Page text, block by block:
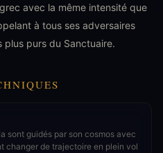
avec la même intensité que
à tous ses adversaires
purs du Sanctuaire.
sont guidés par son cosmos avec
changer de trajectoire en plein vol